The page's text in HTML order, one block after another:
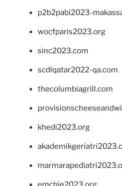
p2b2pabi2023-
wocfparis2023.org
sinc2023.com
scdlqatar2022-qa.com
thecolumbiagrill.com
khedi2023.org